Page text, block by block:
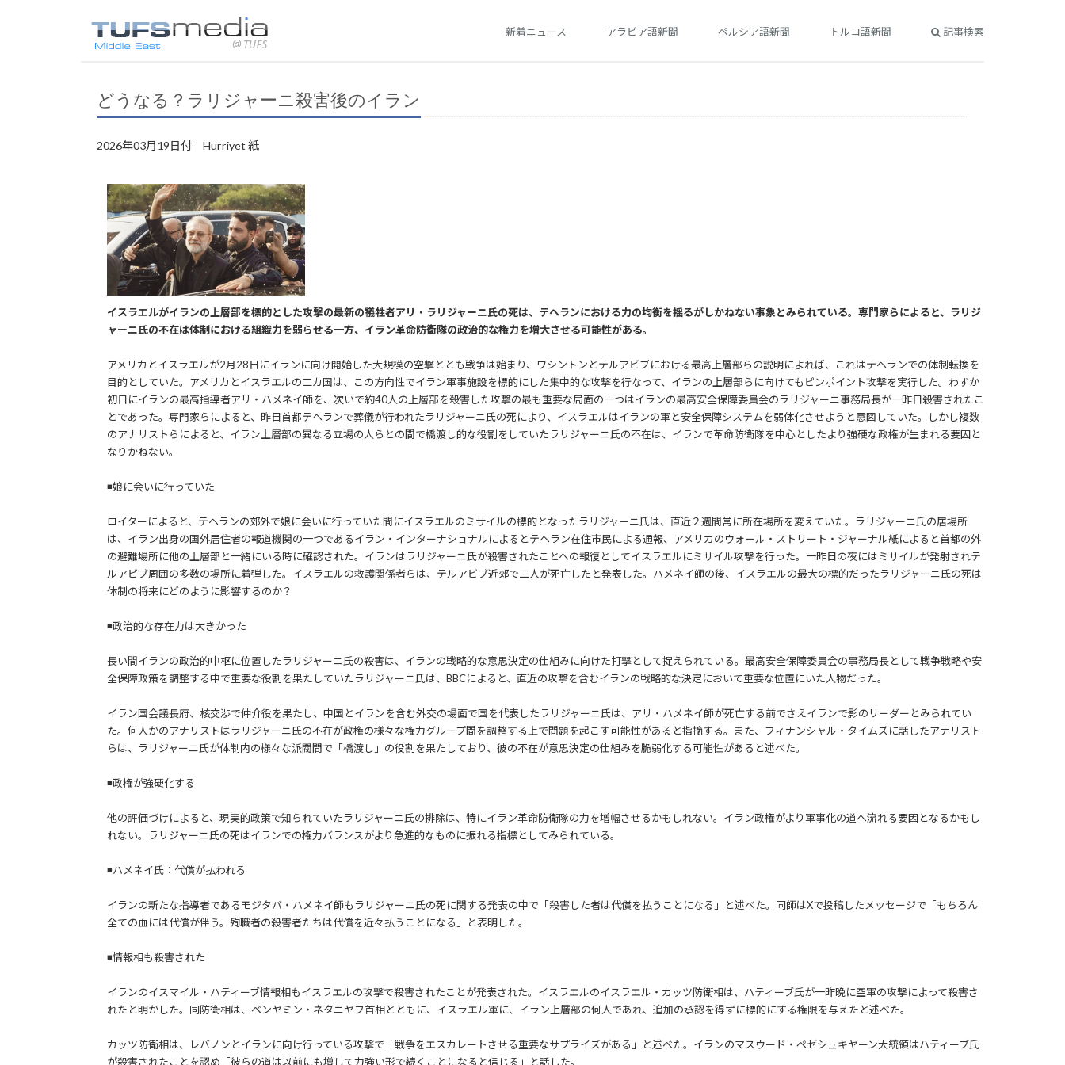
新着ニュース アラビア語新聞 ペルシア語新聞 トルコ語新聞 記事検索
どうなる？ラリジャーニ殺害後のイラン
2026年03月19日付 Hurriyet 紙
イスラエルがイランの上層部を標的とした攻撃の最新の犠牲者アリ・ラリジャーニ氏の死は、テヘランにおける力の均衡を揺るがしかねない事象とみられている。専門家らによると、ラリジ
ャーニ氏の不在は体制における組織力を弱らせる一方、イラン革命防衛隊の政治的な権力を増大させる可能性がある。
アメリカとイスラエルが2月28日にイランに向け開始した大規模の空撃ととも戦争は始まり、ワシントンとテルアビブにおける最高上層部らの説明によれば、これはテヘランでの体制転換を
目的としていた。アメリカとイスラエルの二カ国は、この方向性でイラン軍事施設を標的にした集中的な攻撃を行なって、イランの上層部らに向けてもピンポイント攻撃を実行した。わずか
初日にイランの最高指導者アリ・ハメネイ師を、次いで約40人の上層部を殺害した攻撃の最も重要な局面の一つはイランの最高安全保障委員会のラリジャーニ事務局長が一昨日殺害されたこ
とであった。専門家らによると、昨日首都テヘランで葬儀が行われたラリジャーニ氏の死により、イスラエルはイランの軍と安全保障システムを弱体化させようと意図していた。しかし複数
のアナリストらによると、イラン上層部の異なる立場の人らとの間で橋渡し的な役割をしていたラリジャーニ氏の不在は、イランで革命防衛隊を中心としたより強硬な政権が生まれる要因と
なりかねない。
◾️娘に会いに行っていた
ロイターによると、テヘランの郊外で娘に会いに行っていた間にイスラエルのミサイルの標的となったラリジャーニ氏は、直近２週間常に所在場所を変えていた。ラリジャーニ氏の居場所
は、イラン出身の国外居住者の報道機関の一つであるイラン・インターナショナルによるとテヘラン在住市民による通報、アメリカのウォール・ストリート・ジャーナル紙によると首都の外
の避難場所に他の上層部と一緒にいる時に確認された。イランはラリジャーニ氏が殺害されたことへの報復としてイスラエルにミサイル攻撃を行った。一昨日の夜にはミサイルが発射されテ
ルアビブ周囲の多数の場所に着弾した。イスラエルの救護関係者らは、テルアビブ近郊で二人が死亡したと発表した。ハメネイ師の後、イスラエルの最大の標的だったラリジャーニ氏の死は
体制の将来にどのように影響するのか？
◾️政治的な存在力は大きかった
長い間イランの政治的中枢に位置したラリジャーニ氏の殺害は、イランの戦略的な意思決定の仕組みに向けた打撃として捉えられている。最高安全保障委員会の事務局長として戦争戦略や安
全保障政策を調整する中で重要な役割を果たしていたラリジャーニ氏は、BBCによると、直近の攻撃を含むイランの戦略的な決定において重要な位置にいた人物だった。
イラン国会議長府、核交渉で仲介役を果たし、中国とイランを含む外交の場面で国を代表したラリジャーニ氏は、アリ・ハメネイ師が死亡する前でさえイランで影のリーダーとみられてい
た。何人かのアナリストはラリジャーニ氏の不在が政権の様々な権力グループ間を調整する上で問題を起こす可能性があると指摘する。また、フィナンシャル・タイムズに話したアナリスト
らは、ラリジャーニ氏が体制内の様々な派閥間で「橋渡し」の役割を果たしており、彼の不在が意思決定の仕組みを脆弱化する可能性があると述べた。
◾️政権が強硬化する
他の評価づけによると、現実的政策で知られていたラリジャーニ氏の排除は、特にイラン革命防衛隊の力を増幅させるかもしれない。イラン政権がより軍事化の道へ流れる要因となるかもし
れない。ラリジャーニ氏の死はイランでの権力バランスがより急進的なものに振れる指標としてみられている。
◾️ハメネイ氏：代償が払われる
イランの新たな指導者であるモジタバ・ハメネイ師もラリジャーニ氏の死に関する発表の中で「殺害した者は代償を払うことになる」と述べた。同師はXで投稿したメッセージで「もちろん
全ての血には代償が伴う。殉職者の殺害者たちは代償を近々払うことになる」と表明した。
◾️情報相も殺害された
イランのイスマイル・ハティーブ情報相もイスラエルの攻撃で殺害されたことが発表された。イスラエルのイスラエル・カッツ防衛相は、ハティーブ氏が一昨晩に空軍の攻撃によって殺害さ
れたと明かした。同防衛相は、ベンヤミン・ネタニヤフ首相とともに、イスラエル軍に、イラン上層部の何人であれ、追加の承認を得ずに標的にする権限を与えたと述べた。
カッツ防衛相は、レバノンとイランに向け行っている攻撃で「戦争をエスカレートさせる重要なサプライズがある」と述べた。イランのマスウード・ペゼシュキヤーン大統領はハティーブ氏
が殺害されたことを認め「彼らの道は以前にも増して力強い形で続くことになると信じる」と話した。